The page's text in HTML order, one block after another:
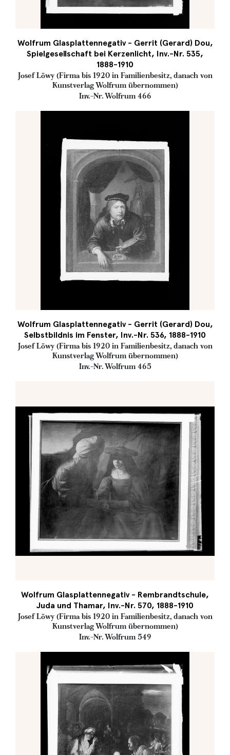
Wolfrum Glasplattennegativ - Gerrit (Gerard) Dou,
Spielgesellschaft bei Kerzenlicht, Inv.-Nr. 535,
1888-1910
Josef Löwy (Firma bis 1920 in Familienbesitz, danach von
Kunstverlag Wolfrum übernommen)
Inv.-Nr. Wolfrum 466
Wolfrum Glasplattennegativ - Gerrit (Gerard) Dou,
Selbstbildnis im Fenster, Inv.-Nr. 536, 1888-1910
Josef Löwy (Firma bis 1920 in Familienbesitz, danach von
Kunstverlag Wolfrum übernommen)
Inv.-Nr. Wolfrum 465
Wolfrum Glasplattennegativ - Rembrandtschule,
Juda und Thamar, Inv.-Nr. 570, 1888-1910
Josef Löwy (Firma bis 1920 in Familienbesitz, danach von
Kunstverlag Wolfrum übernommen)
Inv.-Nr. Wolfrum 549